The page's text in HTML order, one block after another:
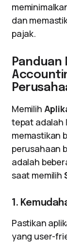
dan
pajak.
Panduan
Memilih
tepat adalah
memastikan
perusahaan
adalah
saat memilih
1.
Pastikan
yang user-